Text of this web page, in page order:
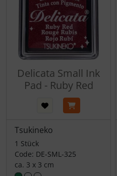
Delicata Small Ink
Pad - Ruby Red
Tsukineko
1 Stück
Code: DE-SML-325
ca. 3 x 3 cm